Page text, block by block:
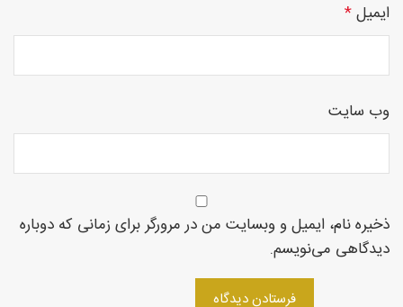
چوبی
منبت
سی ان
ایمیل*
وب‌ سایت
ذخیره نام، ایمیل و وبسایت من در مرورگر برای زمانی که دوباره
دیدگاهی می‌نویسم.